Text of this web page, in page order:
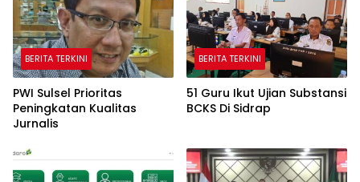
BERITA TERKINI
PWI Sulsel Prioritas
Peningkatan Kualitas
Jurnalis
BERITA TERKINI
51 Guru Ikut Ujian Substansi
BCKS Di Sidrap